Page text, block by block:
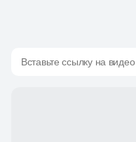
Вставьте ссылку на видео